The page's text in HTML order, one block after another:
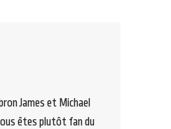
James et Michael
êtes plutôt fan du